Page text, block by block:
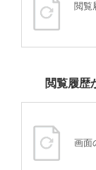
閲覧
閲覧履歴
画面